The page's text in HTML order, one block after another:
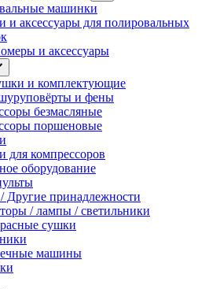
машинки
и аксессуары для полировальных
и аксессуары
и комплектующие
и фены
безмасляные
поршеновые
для компрессоров
оборудование
Другие принадлежности
/ лампы / светильники
сушки
машины